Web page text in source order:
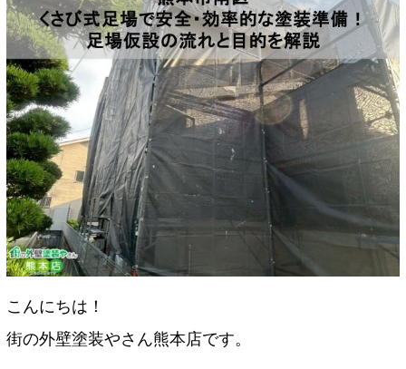
こんにちは！
街の外壁塗装やさん熊本店です。